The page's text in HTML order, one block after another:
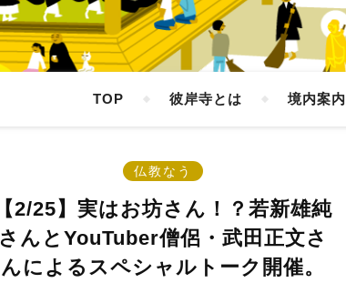
TOP 彼岸寺とは 境内案内
仏教なう
【2/25】実はお坊さん！？若新雄純
さんとYouTuber僧侶・武田正文さ
んによるスペシャルトーク開催。